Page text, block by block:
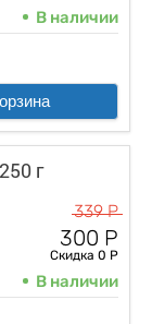
В наличии
г
339 Р
300 Р
Скидка 0 Р
В наличии